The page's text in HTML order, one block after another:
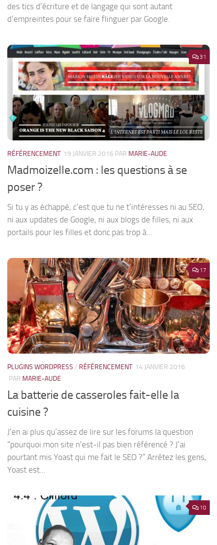
des tics d’écriture et de langage qui sont autant
d’empreintes pour se faire flinguer par Google.
31
RÉFÉRENCEMENT 19 JANVIER 2016 PAR MARIE-AUDE
Madmoizelle.com : les questions à se
poser ?
Si tu y as échappé, c’est que tu ne t’intéresses ni au SEO,
ni aux updates de Google, ni aux blogs de filles, ni aux
portails pour les filles et donc pas trop à...
17
PLUGINS WORDPRESS / RÉFÉRENCEMENT 14 JANVIER 2016
PAR MARIE-AUDE
La batterie de casseroles fait-elle la
cuisine ?
J’en ai plus qu’assez de lire sur les forums la question
“pourquoi mon site n’est-il pas bien référencé ? J’ai
pourtant mis Yoast qui me fait le SEO ?” Arrêtez les gens,
Yoast est...
10